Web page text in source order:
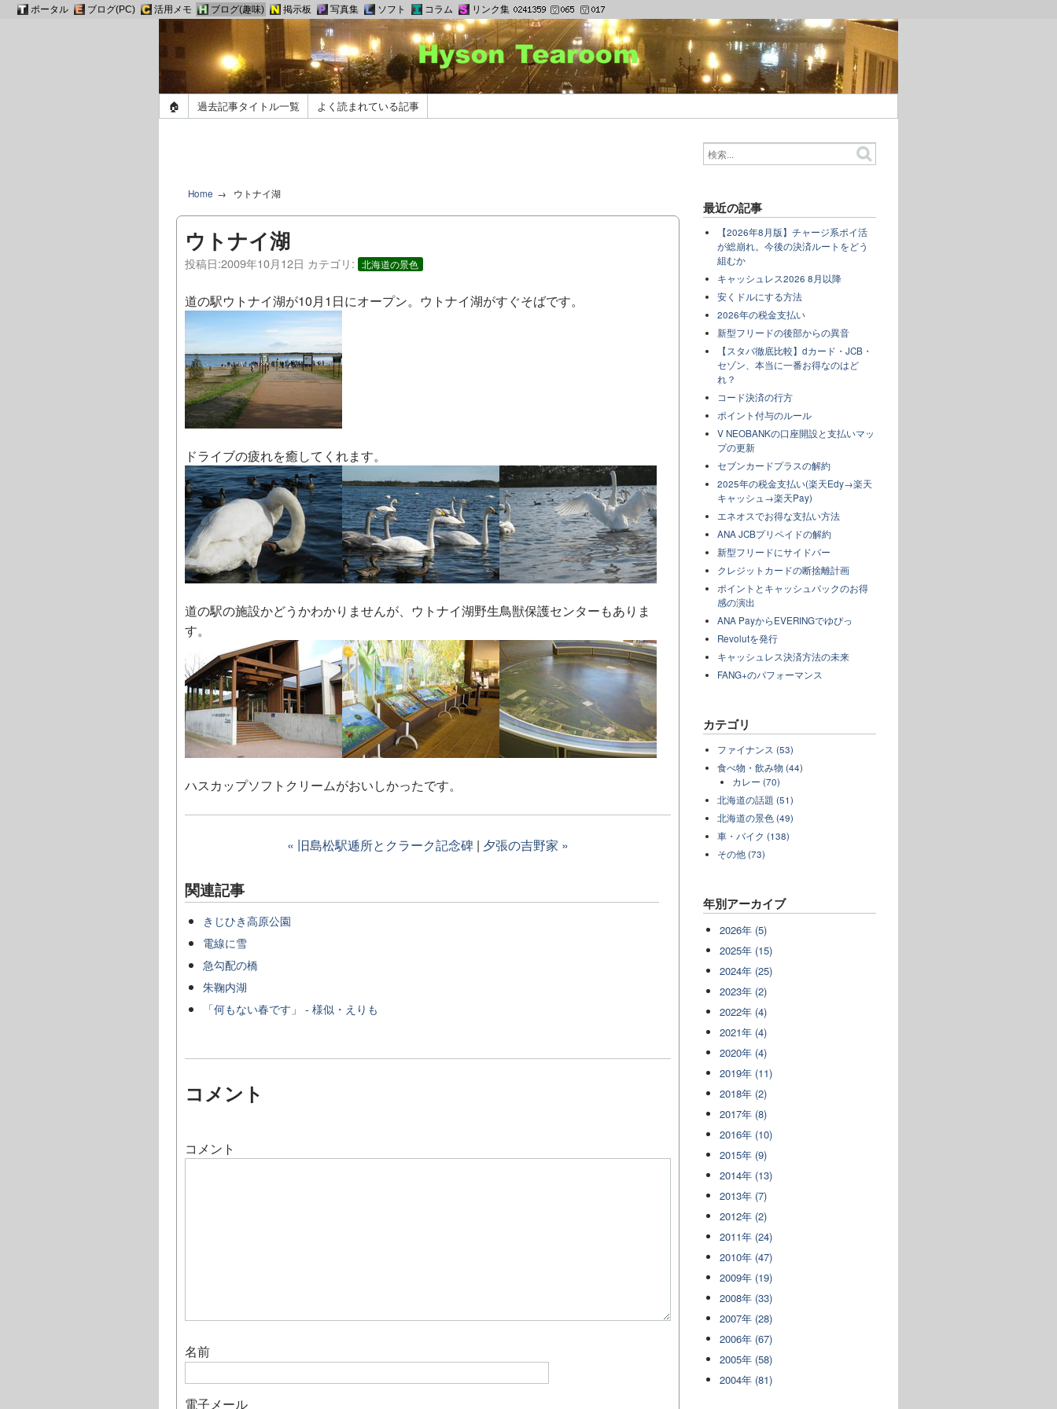
🏠 過去記事タイトル一覧 よく読まれている記事
Home ウトナイ湖
ウトナイ湖
投稿日:2009年10月12日 カテゴリ: 北海道の景色
道の駅ウトナイ湖が10月1日にオープン。ウトナイ湖がすぐそばです。
ドライブの疲れを癒してくれます。
道の駅の施設かどうかわかりませんが、ウトナイ湖野生鳥獣保護センターもありま
す。
ハスカップソフトクリームがおいしかったです。
« 旧島松駅逓所とクラーク記念碑| 夕張の吉野家 »
関連記事
きじひき高原公園
電線に雪
急勾配の橋
朱鞠内湖
「何もない春です」 - 様似・えりも
コメント
コメント
名前
電子メール
最近の記事
【2026年8月版】チャージ系ポイ活
が総崩れ。今後の決済ルートをどう
組むか
キャッシュレス2026 8月以降
安くドルにする方法
2026年の税金支払い
新型フリードの後部からの異音
【スタバ徹底比較】dカード・JCB・
セゾン、本当に一番お得なのはど
れ？
コード決済の行方
ポイント付与のルール
V NEOBANKの口座開設と支払いマッ
プの更新
セブンカードプラスの解約
2025年の税金支払い(楽天Edy→楽天
キャッシュ→楽天Pay)
エネオスでお得な支払い方法
ANA JCBプリペイドの解約
新型フリードにサイドバー
クレジットカードの断捨離計画
ポイントとキャッシュバックのお得
感の演出
ANA PayからEVERINGでゆぴっ
Revolutを発行
キャッシュレス決済方法の未来
FANG+のパフォーマンス
カテゴリ
ファイナンス (53)
食べ物・飲み物 (44)
カレー (70)
北海道の話題 (51)
北海道の景色 (49)
車・バイク (138)
その他 (73)
年別アーカイブ
2026年 (5)
2025年 (15)
2024年 (25)
2023年 (2)
2022年 (4)
2021年 (4)
2020年 (4)
2019年 (11)
2018年 (2)
2017年 (8)
2016年 (10)
2015年 (9)
2014年 (13)
2013年 (7)
2012年 (2)
2011年 (24)
2010年 (47)
2009年 (19)
2008年 (33)
2007年 (28)
2006年 (67)
2005年 (58)
2004年 (81)
ポータル ブログ(PC) 活用メモ ブログ(趣味) 掲示板 写真集 ソフト コラム リンク集